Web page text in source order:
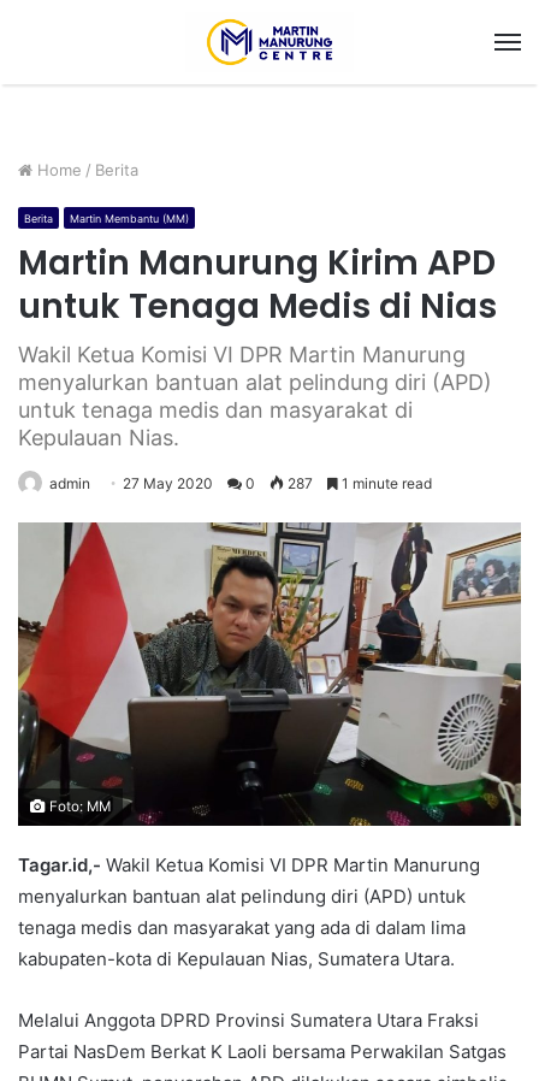
Home / Berita
Berita Martin Membantu (MM)
Martin Manurung Kirim APD
untuk Tenaga Medis di Nias
Wakil Ketua Komisi VI DPR Martin Manurung
menyalurkan bantuan alat pelindung diri (APD)
untuk tenaga medis dan masyarakat di
Kepulauan Nias.
admin 27 May 2020 0 287 1 minute read
Foto: MM
Tagar.id,- Wakil Ketua Komisi VI DPR Martin Manurung
menyalurkan bantuan alat pelindung diri (APD) untuk
tenaga medis dan masyarakat yang ada di dalam lima
kabupaten-kota di Kepulauan Nias, Sumatera Utara.
Melalui Anggota DPRD Provinsi Sumatera Utara Fraksi
Partai NasDem Berkat K Laoli bersama Perwakilan Satgas